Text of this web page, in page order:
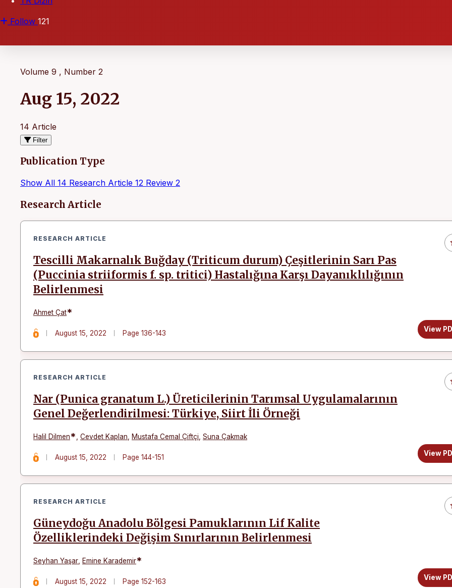
Follow 121
Volume 9 , Number 2
Aug 15, 2022
14 Article
Filter
Publication Type
Show All 14 Research Article 12 Review 2
Articles
Research Article
RESEARCH ARTICLE
Tescilli Makarnalık Buğday (Triticum durum) Çeşitlerinin Sarı Pas
(Puccinia striiformis f. sp. tritici) Hastalığına Karşı Dayanıklılığının
Belirlenmesi
Ahmet Çat*
August 15, 2022 Page 136-143 View
RESEARCH ARTICLE
Nar (Punica granatum L.) Üreticilerinin Tarımsal Uygulamalarının
Genel Değerlendirilmesi: Türkiye, Siirt İli Örneği
Halil Dilmen* Cevdet Kaplan Mustafa Cemal Çiftçi Suna Çakmak
August 15, 2022 Page 144-151 View
RESEARCH ARTICLE
Güneydoğu Anadolu Bölgesi Pamuklarının Lif Kalite
Özelliklerindeki Değişim Sınırlarının Belirlenmesi
Seyhan Yaşar Emine Karademir*
August 15, 2022 Page 152-163 View